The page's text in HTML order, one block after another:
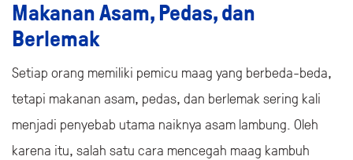
Makanan Asam, Pedas, dan
Berlemak
Setiap orang memiliki pemicu maag yang berbeda-beda,
tetapi makanan asam, pedas, dan berlemak sering kali
menjadi penyebab utama naiknya asam lambung. Oleh
karena itu, salah satu cara mencegah maag kambuh